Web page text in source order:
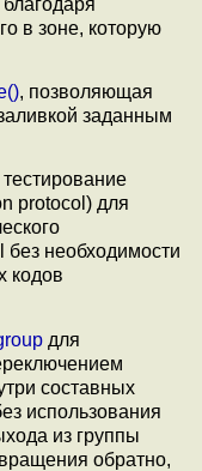
в зоне, которую
, позволяющая
заданным
protocol) для
необходимости
кодов
для
составных
использования
из группы
обратно,